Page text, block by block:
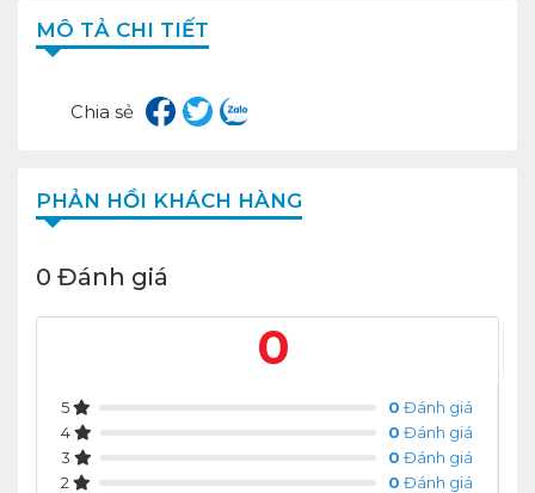
MÔ TẢ CHI TIẾT
Chia sẻ
PHẢN HỒI KHÁCH HÀNG
0 Đánh giá
0
5 0 Đánh giá
4
0 Đánh giá
3
0 Đánh giá
2
0 Đánh giá